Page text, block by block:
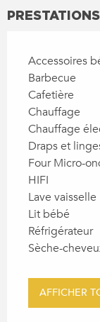
PRESTATIONS
Accessoires
Barbecue
Cafetière
Chauffage
Chauffage
Draps et
Four Micro-
HIFI
Lave vaisselle
Lit bébé
Réfrigérateur
Sèche-
AFFICHER